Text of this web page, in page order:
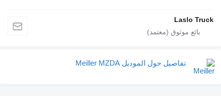
Laslo Truck
تفاصيل حول الموديل Meiller MZDA